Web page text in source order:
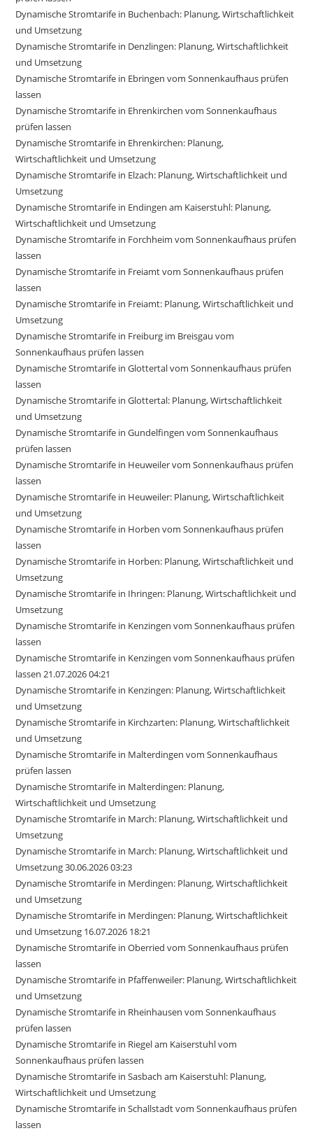
Dynamische Stromtarife in Buchenbach: Planung, Wirtschaftlichkeit
und Umsetzung
Dynamische Stromtarife in Denzlingen: Planung, Wirtschaftlichkeit
und Umsetzung
Dynamische Stromtarife in Ebringen vom Sonnenkaufhaus prüfen
lassen
Dynamische Stromtarife in Ehrenkirchen vom Sonnenkaufhaus
prüfen lassen
Dynamische Stromtarife in Ehrenkirchen: Planung,
Wirtschaftlichkeit und Umsetzung
Dynamische Stromtarife in Elzach: Planung, Wirtschaftlichkeit und
Umsetzung
Dynamische Stromtarife in Endingen am Kaiserstuhl: Planung,
Wirtschaftlichkeit und Umsetzung
Dynamische Stromtarife in Forchheim vom Sonnenkaufhaus prüfen
lassen
Dynamische Stromtarife in Freiamt vom Sonnenkaufhaus prüfen
lassen
Dynamische Stromtarife in Freiamt: Planung, Wirtschaftlichkeit und
Umsetzung
Dynamische Stromtarife in Freiburg im Breisgau vom
Sonnenkaufhaus prüfen lassen
Dynamische Stromtarife in Glottertal vom Sonnenkaufhaus prüfen
lassen
Dynamische Stromtarife in Glottertal: Planung, Wirtschaftlichkeit
und Umsetzung
Dynamische Stromtarife in Gundelfingen vom Sonnenkaufhaus
prüfen lassen
Dynamische Stromtarife in Heuweiler vom Sonnenkaufhaus prüfen
lassen
Dynamische Stromtarife in Heuweiler: Planung, Wirtschaftlichkeit
und Umsetzung
Dynamische Stromtarife in Horben vom Sonnenkaufhaus prüfen
lassen
Dynamische Stromtarife in Horben: Planung, Wirtschaftlichkeit und
Umsetzung
Dynamische Stromtarife in Ihringen: Planung, Wirtschaftlichkeit und
Umsetzung
Dynamische Stromtarife in Kenzingen vom Sonnenkaufhaus prüfen
lassen
Dynamische Stromtarife in Kenzingen vom Sonnenkaufhaus prüfen
lassen 21.07.2026 04:21
Dynamische Stromtarife in Kenzingen: Planung, Wirtschaftlichkeit
und Umsetzung
Dynamische Stromtarife in Kirchzarten: Planung, Wirtschaftlichkeit
und Umsetzung
Dynamische Stromtarife in Malterdingen vom Sonnenkaufhaus
prüfen lassen
Dynamische Stromtarife in Malterdingen: Planung,
Wirtschaftlichkeit und Umsetzung
Dynamische Stromtarife in March: Planung, Wirtschaftlichkeit und
Umsetzung
Dynamische Stromtarife in March: Planung, Wirtschaftlichkeit und
Umsetzung 30.06.2026 03:23
Dynamische Stromtarife in Merdingen: Planung, Wirtschaftlichkeit
und Umsetzung
Dynamische Stromtarife in Merdingen: Planung, Wirtschaftlichkeit
und Umsetzung 16.07.2026 18:21
Dynamische Stromtarife in Oberried vom Sonnenkaufhaus prüfen
lassen
Dynamische Stromtarife in Pfaffenweiler: Planung, Wirtschaftlichkeit
und Umsetzung
Dynamische Stromtarife in Rheinhausen vom Sonnenkaufhaus
prüfen lassen
Dynamische Stromtarife in Riegel am Kaiserstuhl vom
Sonnenkaufhaus prüfen lassen
Dynamische Stromtarife in Sasbach am Kaiserstuhl: Planung,
Wirtschaftlichkeit und Umsetzung
Dynamische Stromtarife in Schallstadt vom Sonnenkaufhaus prüfen
lassen